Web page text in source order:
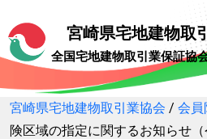
宮崎県宅地建物取
全国宅地建物取引業保証協
宮崎県宅地建物取引業協会 / 会員
険区域の指定に関するお知らせ（